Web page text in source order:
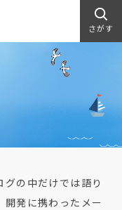
さがす
の中だけでは語り
発に携わったメー